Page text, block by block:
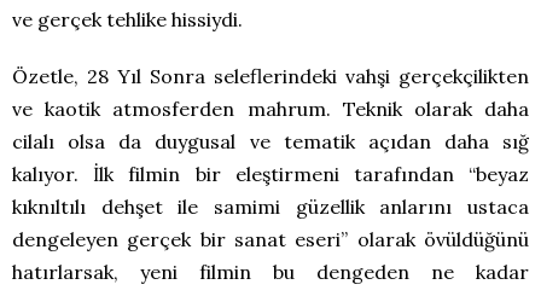
ve gerçek tehlike hissiydi.
Özetle, 28 Yıl Sonra seleflerindeki vahşi gerçekçilikten
ve kaotik atmosferden mahrum. Teknik olarak daha
cilalı olsa da duygusal ve tematik açıdan daha sığ
kalıyor. İlk filmin bir eleştirmeni tarafından “beyaz
kıknıltılı dehşet ile samimi güzellik anlarını ustaca
dengeleyen gerçek bir sanat eseri” olarak övüldüğünü
hatırlarsak, yeni filmin bu dengeden ne kadar